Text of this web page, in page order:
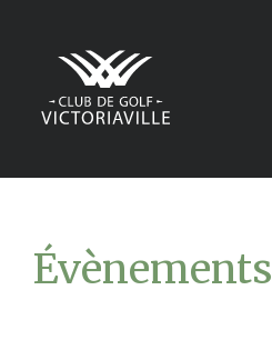
Évènements